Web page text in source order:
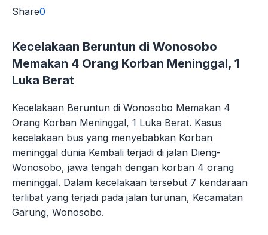
Share0
Kecelakaan Beruntun di Wonosobo
Memakan 4 Orang Korban Meninggal, 1
Luka Berat
Kecelakaan Beruntun di Wonosobo Memakan 4
Orang Korban Meninggal, 1 Luka Berat. Kasus
kecelakaan bus yang menyebabkan Korban
meninggal dunia Kembali terjadi di jalan Dieng-
Wonosobo, jawa tengah dengan korban 4 orang
meninggal. Dalam kecelakaan tersebut 7 kendaraan
terlibat yang terjadi pada jalan turunan, Kecamatan
Garung, Wonosobo.